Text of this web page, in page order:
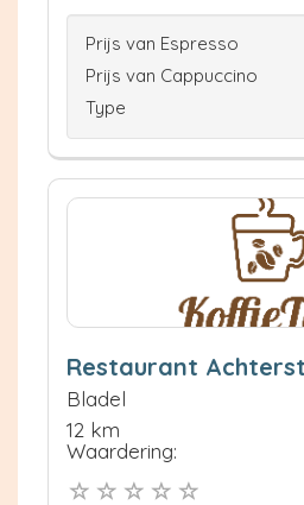
Prijs van Espresso
Prijs van Cappuccino
Type
Restaurant
Bladel
12 km
Waardering: